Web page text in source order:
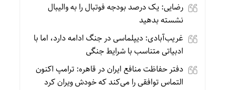
رضایی: یک درصد بودجه فوتبال را به والیبال
نشسته بدهید
غریب‌آبادی: دیپلماسی در جنگ ادامه دارد، اما با
ادبیاتی متناسب با شرایط جنگی
دفتر حفاظت منافع ایران در قاهره: ترامپ اکنون
التماس توافقی را می‌کند که خودش ویران کرد